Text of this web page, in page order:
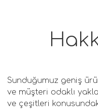
Sunduğumuz geniş
ve müşteri odaklı
ve çeşitleri